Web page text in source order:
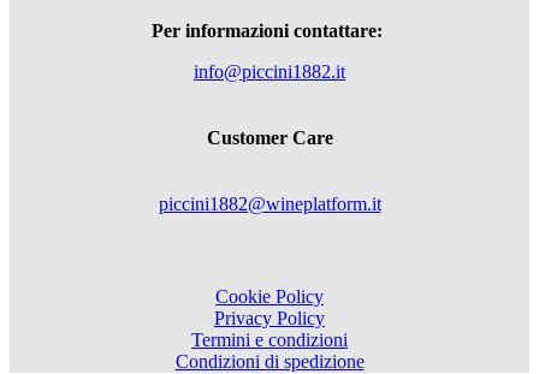
Per informazioni contattare:
info@piccini1882.it
Customer Care
piccini1882@wineplatform.it
Cookie Policy
Privacy Policy
Termini e condizioni
Condizioni di spedizione